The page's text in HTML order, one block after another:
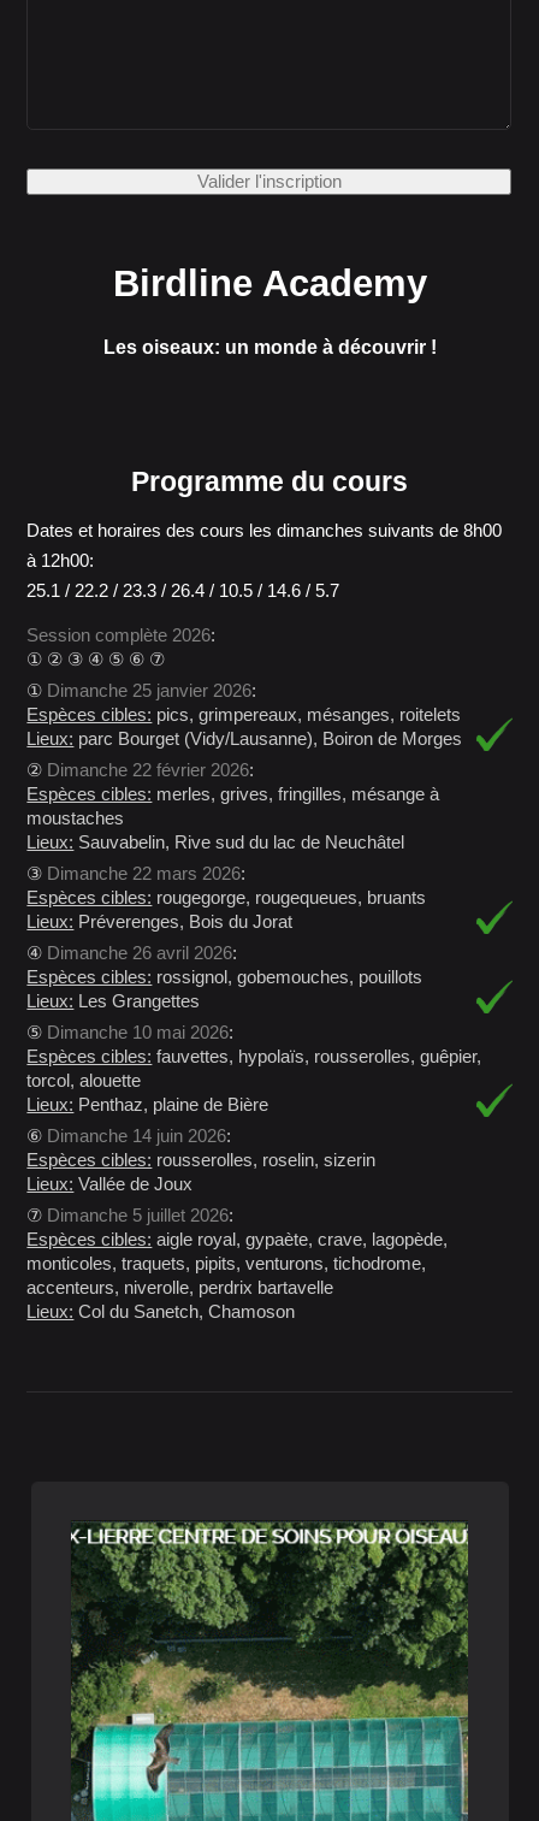
Birdline Academy
Les oiseaux: un monde à découvrir !
Programme du cours
Dates et horaires des cours les dimanches suivants de 8h00
à 12h00:
25.1 / 22.2 / 23.3 / 26.4 / 10.5 / 14.6 / 5.7
Session complète 2026:
① ② ③ ④ ⑤ ⑥ ⑦
① Dimanche 25 janvier 2026:
Espèces cibles: pics, grimpereaux, mésanges, roitelets
Lieux: parc Bourget (Vidy/Lausanne), Boiron de Morges
② Dimanche 22 février 2026:
Espèces cibles: merles, grives, fringilles, mésange à
moustaches
Lieux: Sauvabelin, Rive sud du lac de Neuchâtel
③ Dimanche 22 mars 2026:
Espèces cibles: rougegorge, rougequeues, bruants
Lieux: Préverenges, Bois du Jorat
④ Dimanche 26 avril 2026:
Espèces cibles: rossignol, gobemouches, pouillots
Lieux: Les Grangettes
⑤ Dimanche 10 mai 2026:
Espèces cibles: fauvettes, hypolaïs, rousserolles, guêpier,
torcol, alouette
Lieux: Penthaz, plaine de Bière
⑥ Dimanche 14 juin 2026:
Espèces cibles: rousserolles, roselin, sizerin
Lieux: Vallée de Joux
⑦ Dimanche 5 juillet 2026:
Espèces cibles: aigle royal, gypaète, crave, lagopède,
monticoles, traquets, pipits, venturons, tichodrome,
accenteurs, niverolle, perdrix bartavelle
Lieux: Col du Sanetch, Chamoson